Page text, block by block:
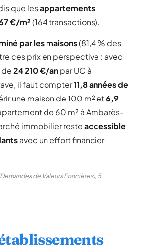
que lesappartements
€/m²(164 transactions).
par les maisons(81,4 % des
ces prix en perspective : avec
de24 210 €/anpar UC à
il faut compter11,8 années de
une maison de 100 m² et6,9
de 60 m² à Ambarès-
immobilier resteaccessible
avec un effort financier
de Valeurs Foncières), 5